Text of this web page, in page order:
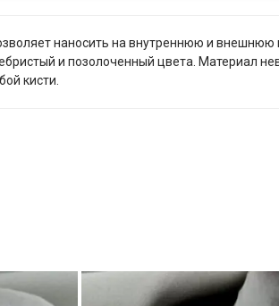
наносить на внутреннюю и внешнюю
и позолоченный цвета. Материал
кисти.